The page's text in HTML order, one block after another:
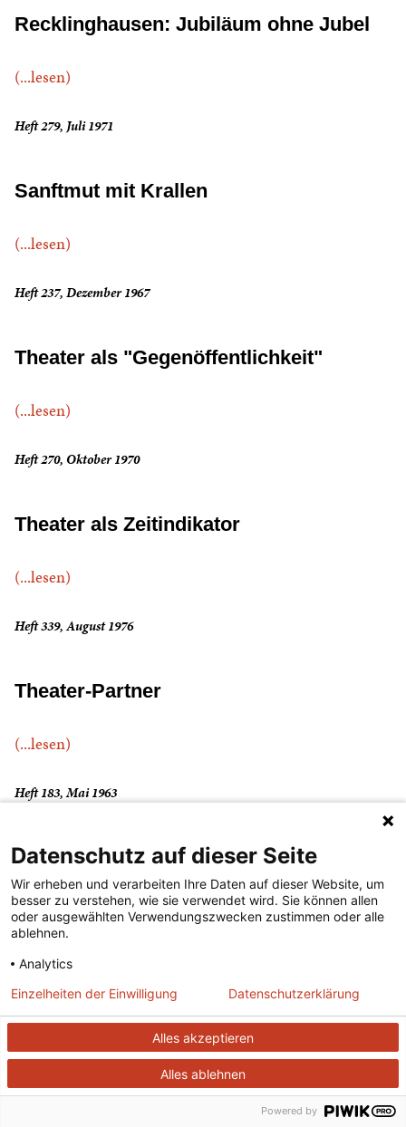
Recklinghausen: Jubiläum ohne Jubel
(...lesen)
Heft 279, Juli 1971
Sanftmut mit Krallen
(...lesen)
Heft 237, Dezember 1967
Theater als "Gegenöffentlichkeit"
(...lesen)
Heft 270, Oktober 1970
Theater als Zeitindikator
(...lesen)
Heft 339, August 1976
Theater-Partner
(...lesen)
Heft 183, Mai 1963
Thorwald Risler
(...lesen)
Heft 418, April 1983
Um ein Preußen von innen bittend
Datenschutz auf dieser Seite
Wir erheben und verarbeiten Ihre Daten auf dieser Website, um
besser zu verstehen, wie sie verwendet wird. Sie können allen
oder ausgewählten Verwendungszwecken zustimmen oder alle
ablehnen.
Analytics
Alles akzeptieren
Alles ablehnen
Einzelheiten der Einwilligung Datenschutzerklärung
Powered by